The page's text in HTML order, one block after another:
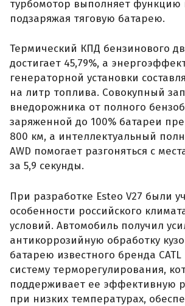
турбомотор выполняет функцию
подзаряжая тяговую батарею.
Термический КПД бензинового
достигает 45,79%, а
генераторной установки
на литр топлива. Совокупный
внедорожника от полного
заряженной до 100% батареи
800 км, а интеллектуальный
AWD помогает разгоняться с
за 5,9 секунды.
При разработке Esteo V27 были
особенности российского
условий. Автомобиль получил
антикоррозийную обработку
батарею известного бренда
систему терморегулирования,
поддерживает ее эффективную
при низких температурах,